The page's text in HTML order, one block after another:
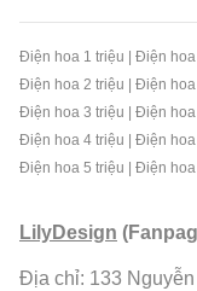
Điện hoa 1 triệu Điện
Điện hoa 2 triệu
Điện
Điện hoa 3 triệu
Điện
Điện hoa 4 triệu
Điện
Điện hoa 5 triệu
Điện
LilyDesign
Địa chỉ: 133